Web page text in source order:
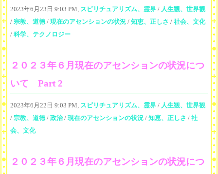
2023年6月23日 9:03 PM, スピリチュアリズム、霊界 / 人生観、世界観
/ 宗教、道徳/ 現在のアセンションの状況 / 知恵、正しさ / 社会、文化
/ 科学、テクノロジー
２０２３年６月現在のアセンションの状況につ
いて Part 2
2023年6月22日 9:03 PM, スピリチュアリズム、霊界 / 人生観、世界観
/ 宗教、道徳/ 政治/ 現在のアセンションの状況 / 知恵、正しさ / 社
会、文化
２０２３年６月現在のアセンションの状況につ